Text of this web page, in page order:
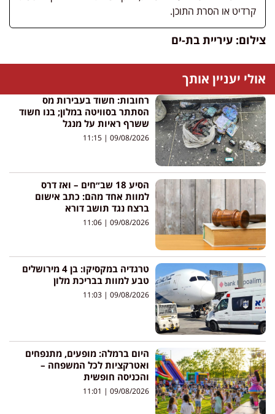
קרדיט או הסרת התוכן.
צילום: עיריית בת-ים
אולי יעניין אותך
רחובות: חשוד בעבירות מס
הסתתר בסוויטה במלון; בנו חשוד
ששרף ראיות על מנגל
09/08/2026
הסיע 18 שב״חים – ואז דרס
למוות אחד מהם: כתב אישום
ברצח נגד תושב דורא
09/08/2026
טרגדיה במקסיקו: בן 4 מירושלים
טבע למוות בבריכת מלון
09/08/2026
היום ברמלה: מופעים, מתנפחים
ואטרקציות לכל המשפחה –
והכניסה חופשית
09/08/2026